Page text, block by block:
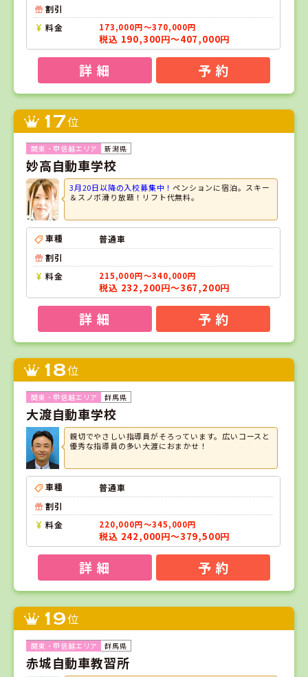
割引
料金
173,000円～370,000円
税込 190,300円～407,000円
詳 細 予 約
17位
新潟県
妙高自動車学校
3月20日以降の入校募集中！ペンションに宿泊。スキー
＆スノボ滑り放題！リフト代無料。
車種
普通車
割引
料金
215,000円～340,000円
税込 232,200円～367,200円
詳 細 予 約
18位
群馬県
大渡自動車学校
親切でやさしい指導員がそろっています。広いコースと
優秀な指導員の多い大渡におまかせ！
車種
普通車
割引
料金
220,000円～345,000円
税込 242,000円～379,500円
詳 細 予 約
19位
群馬県
赤城自動車教習所